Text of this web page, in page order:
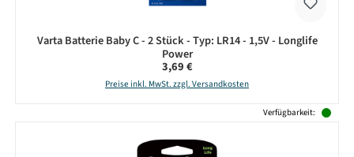
Varta Batterie Baby C - 2 Stück - Typ: LR14 - 1,5V - Longlife
Power
Regulärer Preis:
3,69 €
Preise inkl. MwSt. zzgl. Versandkosten
Verfügbarkeit: